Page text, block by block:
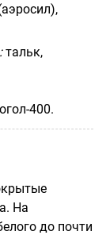
тальк,
400.
На
до почти